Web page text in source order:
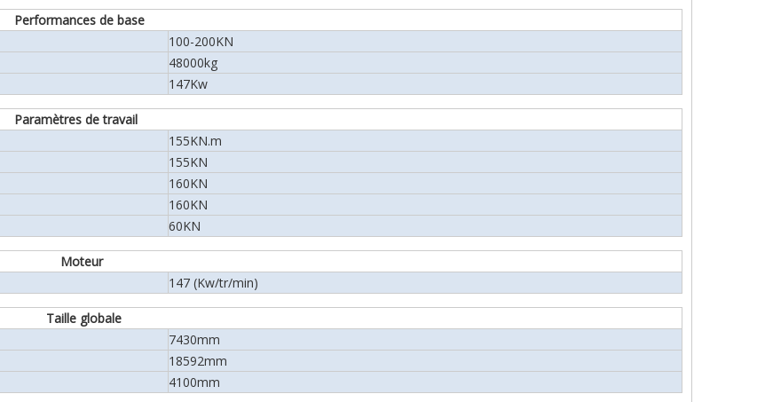
Performances de base
100-200KN
48000kg
147Kw
Paramètres de travail
155KN.m
155KN
160KN
160KN
60KN
Moteur
147 (Kw/tr/min)
Taille globale
7430mm
18592mm
4100mm